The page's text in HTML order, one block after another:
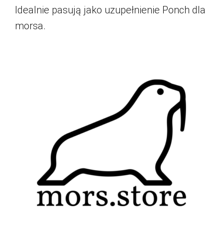
Idealnie pasują jako uzupełnienie Ponch dla
morsa.